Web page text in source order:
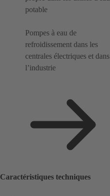
potable
Pompes à eau de
refroidissement dans les
centrales électriques et dans
l’industrie
Caractéristiques techniques